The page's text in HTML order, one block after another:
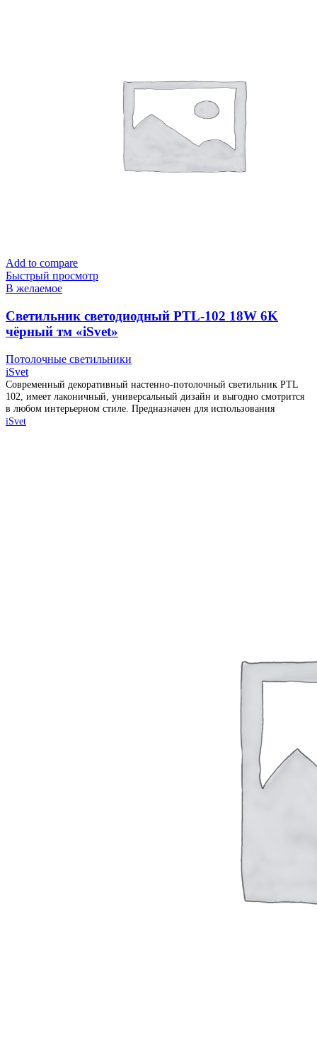
Add to compare
Быстрый просмотр
В желаемое
Cветильник светодиодный PTL-102 18W 6K
чёрный тм «iSvet»
Потолочные светильники
iSvet
Современный декоративный настенно-потолочный светильник PTL
102, имеет лаконичный, универсальный дизайн и выгодно смотрится
в любом интерьерном стиле. Предназначен для использования
iSvet